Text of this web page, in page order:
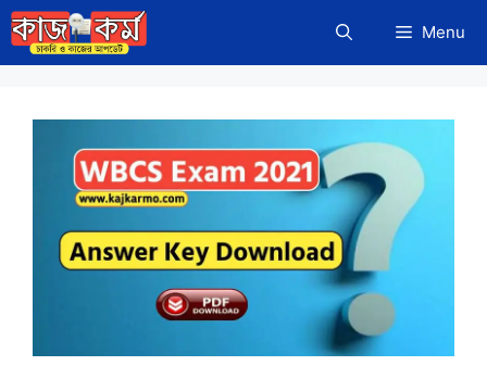
Skip
to
content
Menu